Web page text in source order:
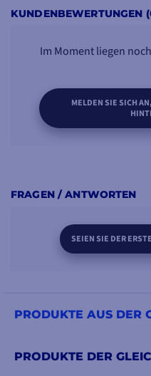
KUNDENBEWERTUNGEN
Im Moment liegen
MELDEN SIE SICH
FRAGEN / ANTWORTEN
SEIEN SIE DER
PRODUKTE AUS DER
PRODUKTE DER